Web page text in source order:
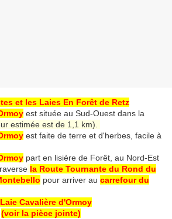
et les Laies En Forêt de Retz
est située au Sud-Ouest dans la
estimée est de 1,1 km).
est faite de terre et d'herbes, facile à
part en lisière de Forêt, au Nord-Est
la Route Tournante du Rond du
pour arriver au carrefour du
Cavalière d'Ormoy
(voir la pièce jointe)